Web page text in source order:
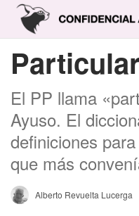
Particular
El PP llama
Ayuso. El
definiciones
que más
Alberto Revuelta Lucerga